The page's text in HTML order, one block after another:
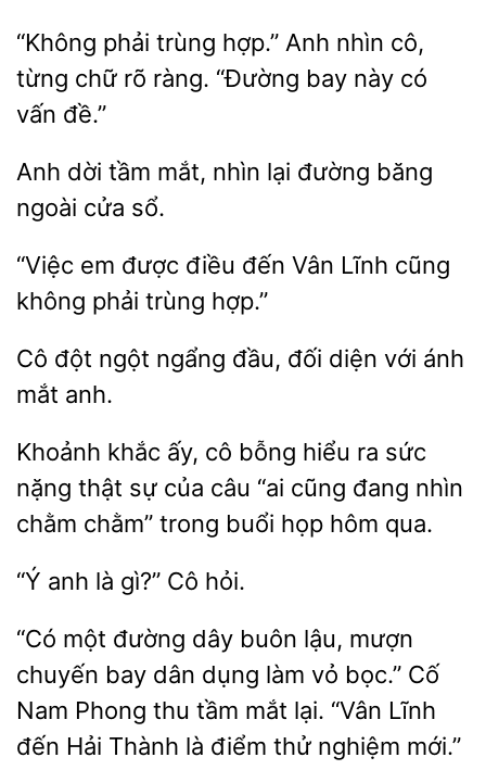
“Không phải trùng
nhìn cô,
từng chữ rõ ràng.
bay này có
vấn đề.”
dời tầm mắt, nhìn
đường
ngoài cửa sổ.
được điều đến Vân Lĩnh cũng
không
trùng hợp.”
Cô đột ngột ngẩng đầu,
ánh
mắt anh.
Khoảnh khắc ấy, cô bỗng hiểu ra sức
nặng thật sự
câu “ai cũng đang nhìn
chằm chằm”
họp hôm qua.
là Cô hỏi.
“Có một đường
buôn lậu, mượn
chuyến bay dân dụng làm vỏ bọc.” Cố
Phong thu tầm mắt lại. “Vân Lĩnh
Hải Thành là điểm thử nghiệm mới.”